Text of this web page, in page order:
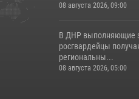
08 августа 2026, 09:00
В ДНР выполняющие
росгвардейцы
региональны...
08 августа 2026, 05:00